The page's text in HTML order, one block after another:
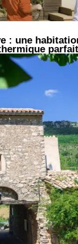
: une